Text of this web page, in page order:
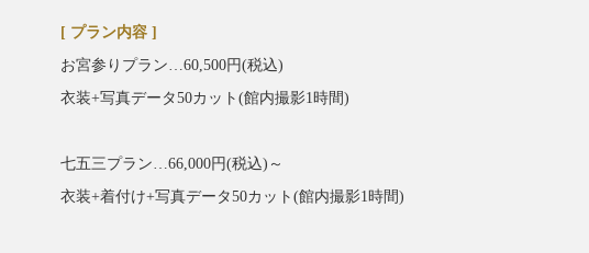
[ プラン内容 ]
お宮参りプラン…60,500円(税込)
衣装+写真データ50カット(館内撮影1時間)
七五三プラン…66,000円(税込)～
衣装+着付け+写真データ50カット(館内撮影1時間)